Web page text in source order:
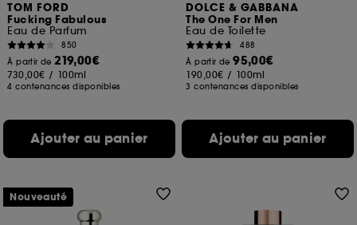
TOM FORD
Fucking Fabulous
Eau de Parfum
850
À partir de219,00€
730,00€ / 100ml
4 contenances disponibles
Ajouter au panier
DOLCE & GABBANA
The One For Men
Eau de Toilette
488
À partir de95,00€
190,00€ / 100ml
3 contenances disponibles
Ajouter au panier
Nouveauté